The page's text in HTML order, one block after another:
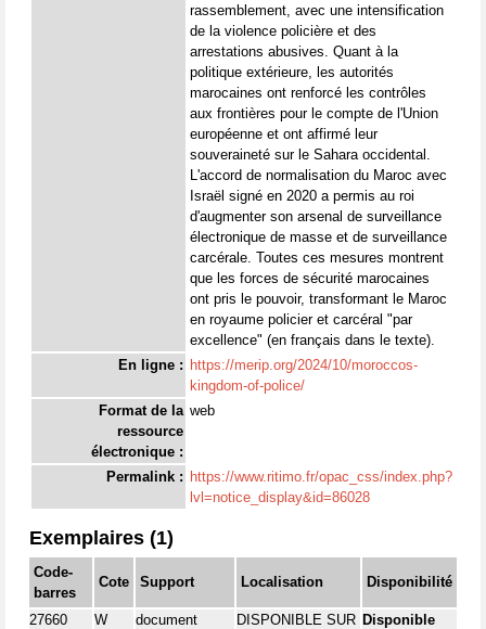
rassemblement, avec une intensification
de la violence policière et des
arrestations abusives. Quant à la
politique extérieure, les autorités
marocaines ont renforcé les contrôles
aux frontières pour le compte de l'Union
européenne et ont affirmé leur
souveraineté sur le Sahara occidental.
L'accord de normalisation du Maroc avec
Israël signé en 2020 a permis au roi
d'augmenter son arsenal de surveillance
électronique de masse et de surveillance
carcérale. Toutes ces mesures montrent
que les forces de sécurité marocaines
ont pris le pouvoir, transformant le Maroc
en royaume policier et carcéral "par
excellence" (en français dans le texte).
En ligne : https://merip.org/2024/10/moroccos-
kingdom-of-police/
Format de la
ressource
électronique :
web
Permalink : https://www.ritimo.fr/opac_css/index.php?
lvl=notice_display&id=86028
Exemplaires (1)
Code-
barres
Cote Support Localisation Disponibilité
27660 W
document
DISPONIBLE SUR Disponible